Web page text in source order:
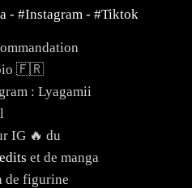
- #Instagram - #Tiktok
bio 🇫🇷
: Lyagamii
IG 🔥 du
et de manga
de figurine